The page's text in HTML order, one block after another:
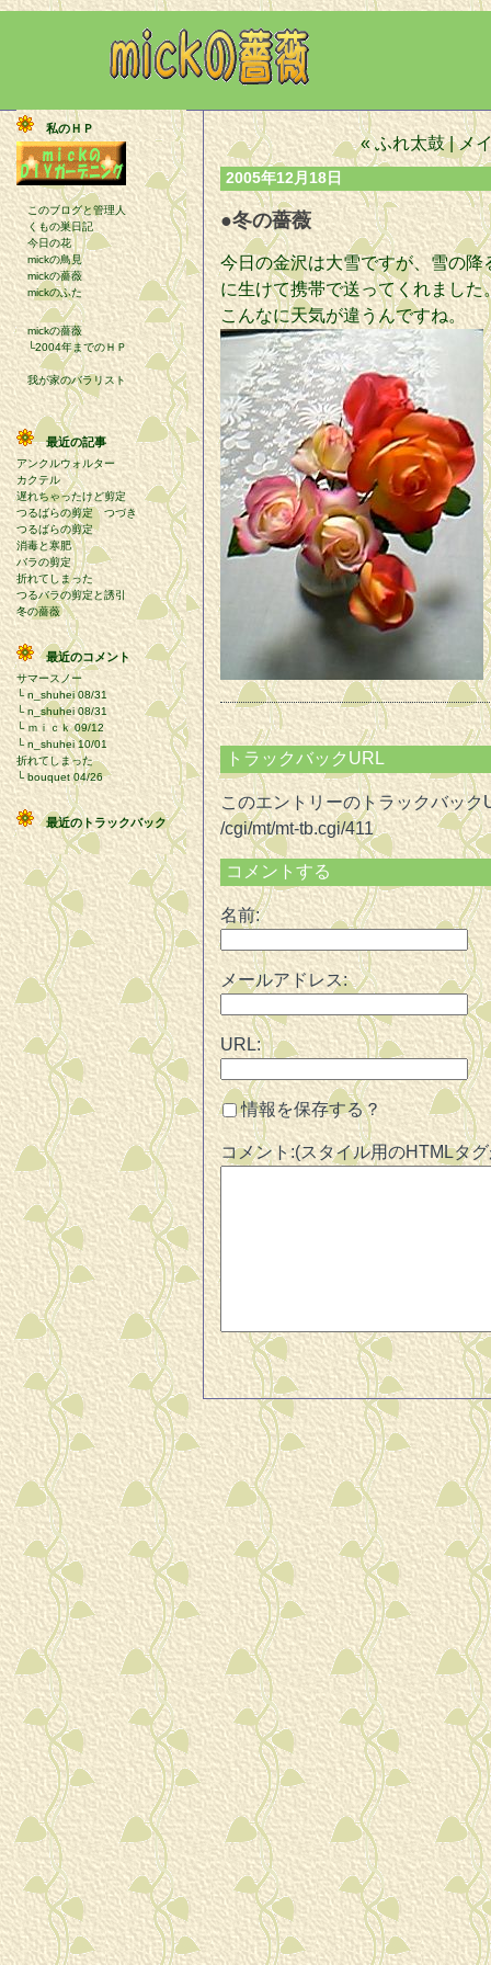
私のＨＰ
このブログと管理人
くもの巣日記
今日の花
mickの鳥見
mickの薔薇
mickのふた
mickの薔薇
└2004年までのＨＰ
我が家のバラリスト
最近の記事
アンクルウォルター
カクテル
遅れちゃったけど剪定
つるばらの剪定 つづき
つるばらの剪定
消毒と寒肥
バラの剪定
折れてしまった
つるバラの剪定と誘引
冬の薔薇
最近のコメント
サマースノー
└ n_shuhei08/31
└n_shuhei 08/31
└ｍｉｃｋ09/12
└n_shuhei10/01
折れてしまった
└bouquet04/26
最近のトラックバック
« ふれ太鼓|メ
2005年12月18日
●冬の薔薇
今日の金沢は大雪ですが、雪の
に生けて携帯で送ってくれました
こんなに天気が違うんですね。
トラックバックURL
このエントリーのトラックバック
/cgi/mt/mt-tb.cgi/411
コメントする
名前:
メールアドレス:
URL:
情報を保存する？
コメント:(スタイル用のHTMLタ